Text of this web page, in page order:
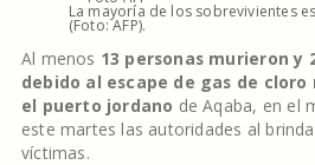
La mayoría de los sobrevivientes
(Foto: AFP).
Al menos 13 personas murieron y
debido al escape de gas de
el puerto jordano de Aqaba, en el
este martes las autoridades al
víctimas.